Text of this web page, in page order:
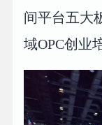
间平台五大
域OPC创业